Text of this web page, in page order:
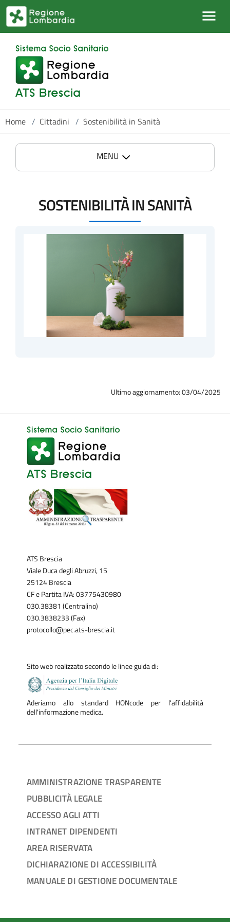
Salta al contenuto principale
Home / Cittadini / Sostenibilità in Sanità
MENU
SOSTENIBILITÀ IN SANITÀ
Ultimo aggiornamento: 03/04/2025
ATS Brescia
Viale Duca degli Abruzzi, 15
25124 Brescia
CF e Partita IVA: 03775430980
030.38381 (Centralino)
030.3838233 (Fax)
protocollo@pec.ats-brescia.it
Sito web realizzato secondo le linee guida di:
Aderiamo allo standard HONcode per l'affidabilità
dell'informazione medica.
AMMINISTRAZIONE TRASPARENTE
PUBBLICITÀ LEGALE
ACCESSO AGLI ATTI
INTRANET DIPENDENTI
AREA RISERVATA
DICHIARAZIONE DI ACCESSIBILITÀ
MANUALE DI GESTIONE DOCUMENTALE